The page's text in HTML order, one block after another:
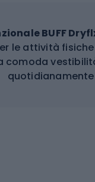
BUFF
le attività
comoda